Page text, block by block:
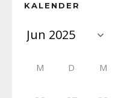
KALENDER
M D M